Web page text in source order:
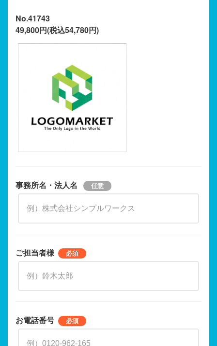
No.41743
49,800円(税込54,780円)
事務所名・法人名
ご担当者様
お電話番号